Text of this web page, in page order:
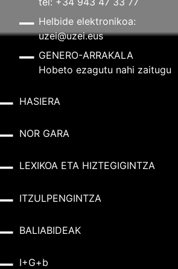
Helbide elektronikoa:
uzei@uzei.eus
GENERO-ARRAKALA
Hobeto ezagutu nahi zaitugu
HASIERA
NOR GARA
LEXIKOA ETA HIZTEGIGINTZA
ITZULPENGINTZA
BALIABIDEAK
I+G+b